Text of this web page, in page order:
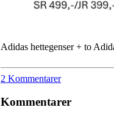
Adidas hettegenser + to
2 Kommentarer
Kommentarer